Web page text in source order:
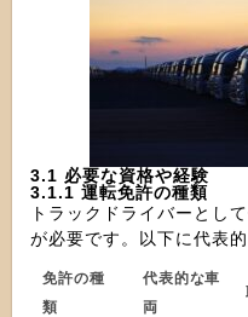
3.1 必要な資格や経験
3.1.1 運転免許の種類
トラックドライバーとし
が必要です。以下に代表
免許の種
類
代表的な車
両